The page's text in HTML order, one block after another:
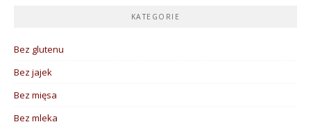
KATEGORIE
Bez glutenu
Bez jajek
Bez mięsa
Bez mleka